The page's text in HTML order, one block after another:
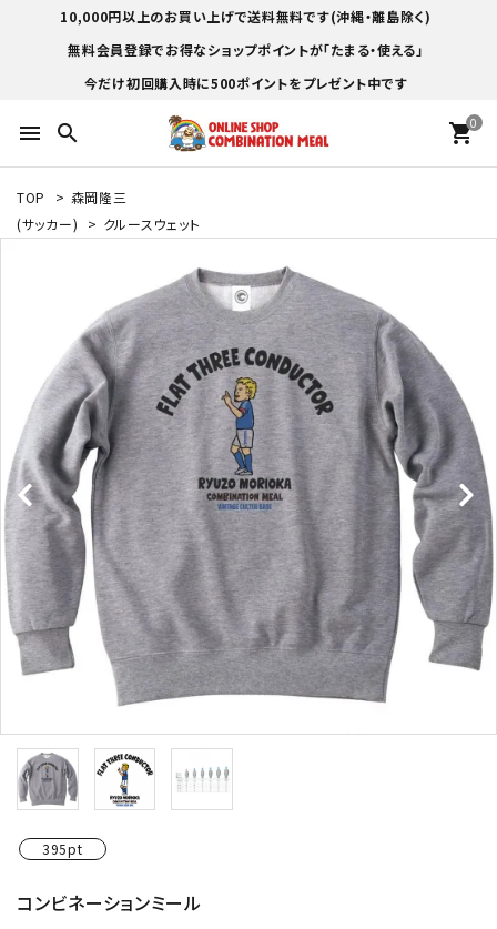
10,000円以上のお買い上げで送料無料です(沖縄・離島除く)
無料会員登録でお得なショップポイントが「たまる・使える」
今だけ初回購入時に500ポイントをプレゼント中です
menu search 0
shopping_cart
TOP > 森岡隆三
(サッカー)
> クルースウェット
395pt
コンビネーションミール